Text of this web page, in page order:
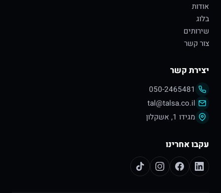
אודות
בלוג
שירותים
צור קשר
יצירת קשר
050-2465481
tal@talsa.co.il
מגידו 1, אשקלון
עקבו אחרינו